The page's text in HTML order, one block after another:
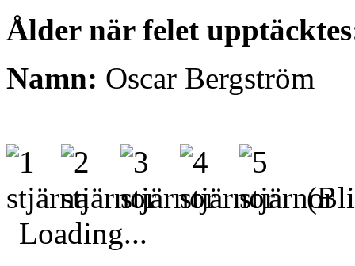
Ålder när felet
Namn: Oscar Bergström
(Bli
Loading...